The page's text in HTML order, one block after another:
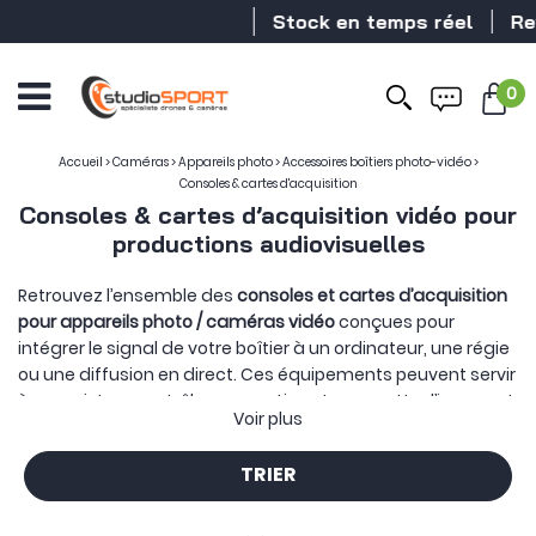
Stock en temps réel
0
Accueil >Caméras>Appareils photo>Accessoires boîtiers photo-vidéo>
Consoles & cartes d'acquisition
Consoles & cartes d’acquisition vidéo pour
productions audiovisuelles
Retrouvez l’ensemble des consoles et cartes d’acquisition
pour appareils photo / caméras vidéoconçues pour
intégrer le signal de votre boîtier à un ordinateur, une régie
ou une diffusion en direct. Ces équipements peuvent servir
à enregistrer, contrôler, convertir ou transmettre l’image et
le son au sein d’une production vidéo.
Une
signal HDMI ou SDI d’une caméra afin de le rendre
Voir plus
TRIER